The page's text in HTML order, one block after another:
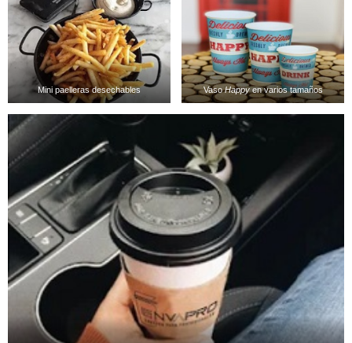
Mini paelleras desechables VasoHappyen varios tamaños